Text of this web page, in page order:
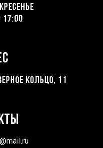
17:00
кольцо, 11